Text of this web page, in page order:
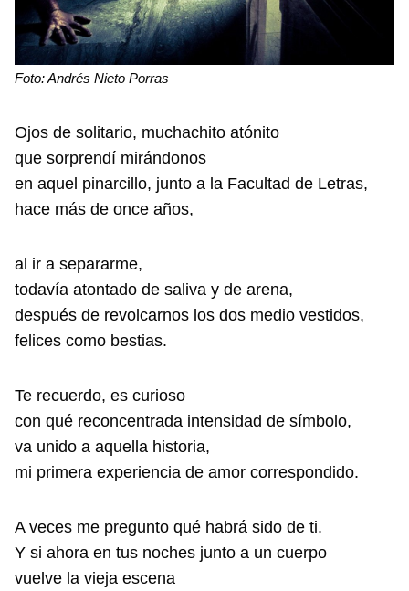
Foto: Andrés Nieto Porras
Ojos de solitario, muchachito atónito
​que sorprendí mirándonos
en aquel pinarcillo, junto a la Facultad de Letras,
hace más de once años,
al ir a separarme,
todavía atontado de saliva y de arena,
después de revolcarnos los dos medio vestidos,
felices como bestias.
Te recuerdo, es curioso
con qué reconcentrada intensidad de símbolo,
va unido a aquella historia,
mi primera experiencia de amor correspondido.
A veces me pregunto qué habrá sido de ti.
Y si ahora en tus noches junto a un cuerpo
vuelve la vieja escena